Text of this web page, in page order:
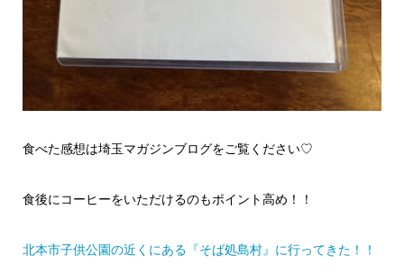
食べた感想は埼玉マガジンブログをご覧ください♡
食後にコーヒーをいただけるのもポイント高め！！
北本市子供公園の近くにある『そば処島村』に行ってきた！！